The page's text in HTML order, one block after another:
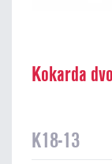
Kokarda
K18-13